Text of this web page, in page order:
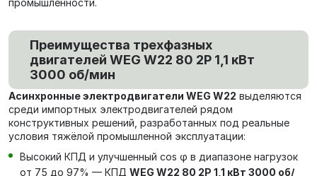
промышленности.
Преимущества трехфазных
двигателей WEG W22 80 2P 1,1 кВт
3000 об/мин
Асинхронные электродвигатели WEG W22 выделяются
среди импортных электродвигателей рядом
конструктивных решений, разработанных под реальные
условия тяжёлой промышленной эксплуатации:
Высокий КПД и улучшенный cos φ в диапазоне нагрузок
от 75 до 97% — КПД WEG W22 80 2P 1,1 кВт 3000 об/